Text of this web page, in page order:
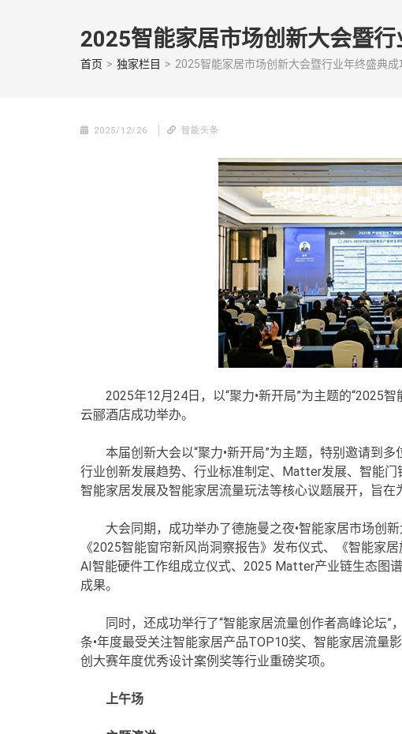
2025智能家居市场创新大会暨
首页 > 独家栏目 > 2025智能家居市场创新大会暨行业年终盛典成
2025/12/26 智能头条
2025年12月24日，以“聚力•新开局”为主题的“2025
云郦酒店成功举办。
本届创新大会以“聚力•新开局”为主题，特别邀请到
行业创新发展趋势、行业标准制定、Matter发展、智能
智能家居发展及智能家居流量玩法等核心议题展开，旨在
大会同期，成功举办了德施曼之夜•智能家居市场创
《2025智能窗帘新风尚洞察报告》发布仪式、《智能家
AI智能硬件工作组成立仪式、2025 Matter产业链生态图
成果。
同时，还成功举行了“智能家居流量创作者高峰论坛
条•年度最受关注智能家居产品TOP10奖、智能家居流量
创大赛年度优秀设计案例奖等行业重磅奖项。
上午场